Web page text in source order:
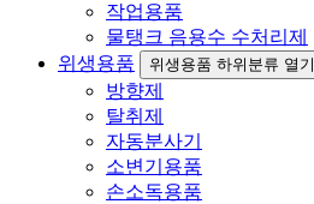
작업용품
물탱크 음용수 수처리제
위생용품
위생용품 하위분류 열기
방향제
탈취제
자동분사기
소변기용품
손소독용품